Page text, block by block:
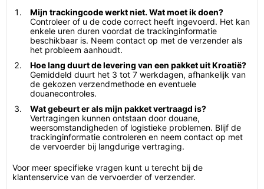
Mijn trackingcode werkt niet. Wat moet ik doen?
Controleer of u de code correct heeft ingevoerd. Het kan
enkele uren duren voordat de trackinginformatie
beschikbaar is. Neem contact op met de verzender als
het probleem aanhoudt.
Hoe lang duurt de levering van een pakket uit Kroatië?
Gemiddeld duurt het 3 tot 7 werkdagen, afhankelijk van
de gekozen verzendmethode en eventuele
douanecontroles.
Wat gebeurt er als mijn pakket vertraagd is?
Vertragingen kunnen ontstaan door douane,
weersomstandigheden of logistieke problemen. Blijf de
trackinginformatie controleren en neem contact op met
de vervoerder bij langdurige vertraging.
Voor meer specifieke vragen kunt u terecht bij de
klantenservice van de vervoerder of verzender.